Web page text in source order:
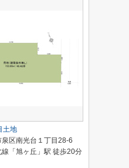
土地
区南光台１丁目28-6
「旭ヶ丘」駅 徒歩20分